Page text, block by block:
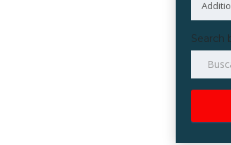
Search